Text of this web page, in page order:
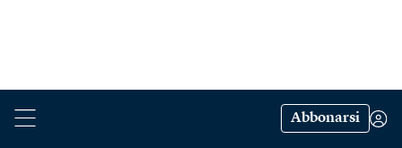
Abbonarsi